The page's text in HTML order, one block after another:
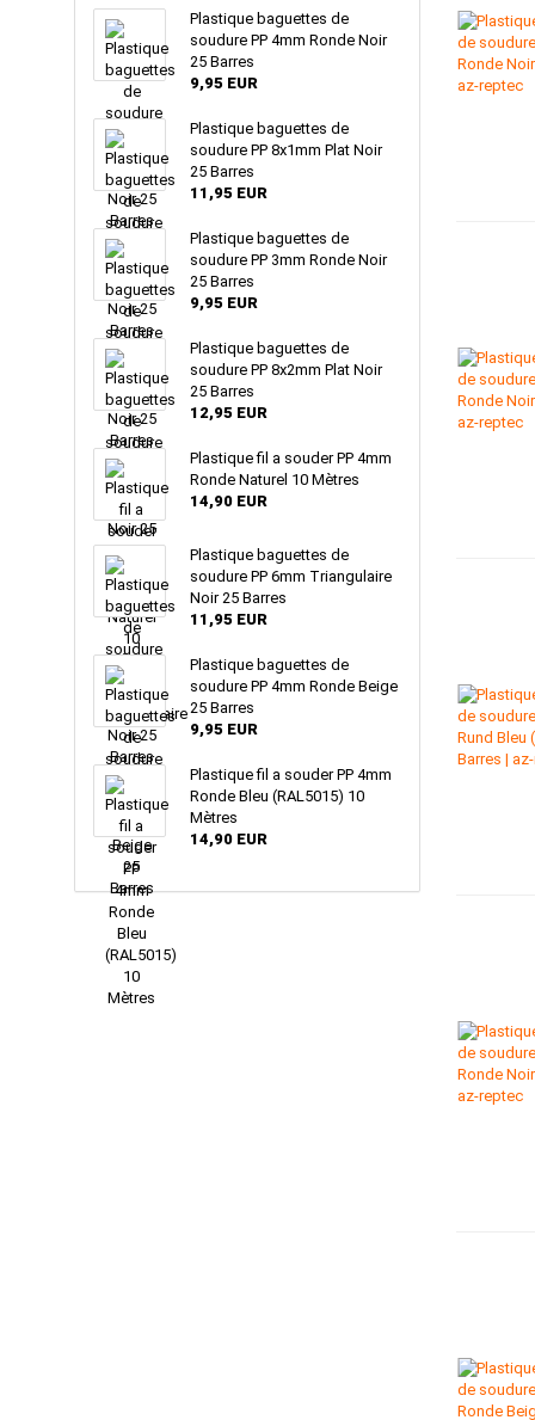
Plastique baguettes de
soudure PP 4mm Ronde Noir
25 Barres
9,95 EUR
Plastique baguettes de
soudure PP 8x1mm Plat Noir
25 Barres
11,95 EUR
Plastique baguettes de
soudure PP 3mm Ronde Noir
25 Barres
9,95 EUR
Plastique baguettes de
soudure PP 8x2mm Plat Noir
25 Barres
12,95 EUR
Plastique fil a souder PP 4mm
Ronde Naturel 10 Mètres
14,90 EUR
Plastique baguettes de
soudure PP 6mm Triangulaire
Noir 25 Barres
11,95 EUR
Plastique baguettes de
soudure PP 4mm Ronde Beige
25 Barres
9,95 EUR
Plastique fil a souder PP 4mm
Ronde Bleu (RAL5015) 10
Mètres
14,90 EUR